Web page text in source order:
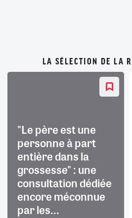
LA SÉLECTION DE LA
"Le père est une
personne à part
entière dans la
grossesse" : une
consultation dédiée
encore méconnue
par les...